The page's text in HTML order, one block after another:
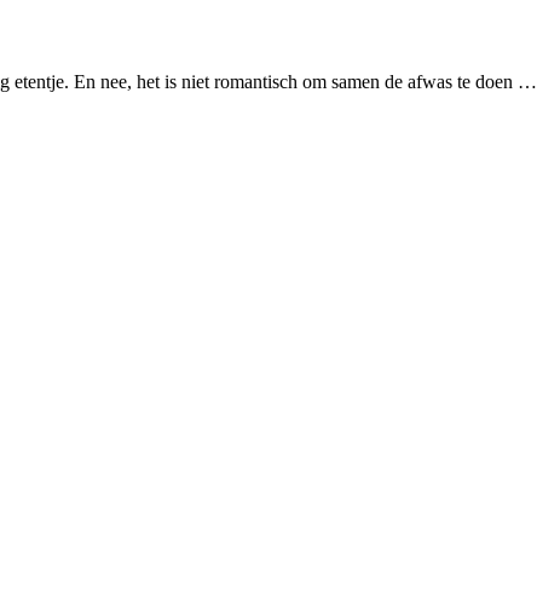
etentje. En nee, het is niet romantisch om samen de afwas te doen …